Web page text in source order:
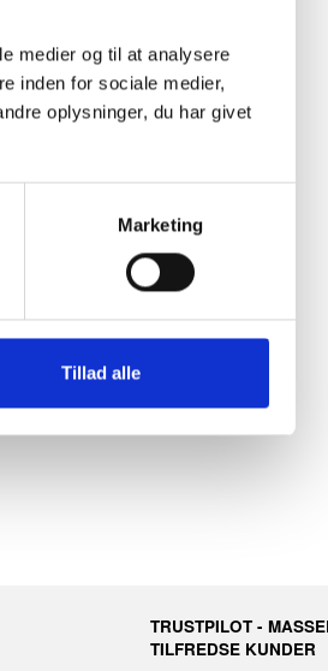
medier og til at analysere
inden for sociale medier,
oplysninger, du har givet
Marketing
Tillad alle
TRUSTPILOT -
TILFREDSE KUNDER